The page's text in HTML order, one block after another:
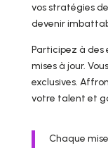
vos stratégies
devenir
Participez à des
mises à jour.
exclusives.
votre talent et
Chaque